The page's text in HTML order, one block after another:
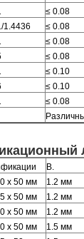
≤ 0.08
1.4436 ≤ 0.08
≤ 0.08
≤ 0.08
≤ 0.10
≤ 0.10
≤ 0.08
В.
х 50 мм 1.2 мм
х 50 мм 1.2 мм
х 50 мм 1.2 мм
х 50 мм 1.5 мм